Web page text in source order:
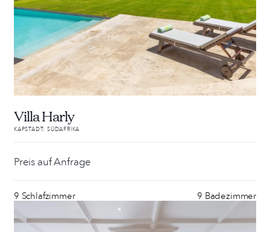
Villa Harly
KAPSTADT; SÜDAFRIKA
Preis auf Anfrage
9 Schlafzimmer 9 Badezimmer